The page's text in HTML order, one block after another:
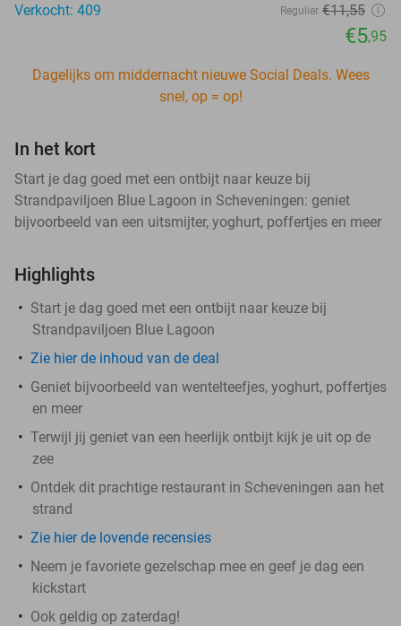
Verkocht: 409
Regulier €11,55
€5,95
Dagelijks om middernacht nieuwe Social Deals. Wees
snel, op = op!
In het kort
Start je dag goed met een ontbijt naar keuze bij
Strandpaviljoen Blue Lagoon in Scheveningen: geniet
bijvoorbeeld van een uitsmijter, yoghurt, poffertjes en meer
Highlights
Start je dag goed met een ontbijt naar keuze bij
Strandpaviljoen Blue Lagoon
Zie hier de inhoud van de deal
Geniet bijvoorbeeld van wentelteefjes, yoghurt, poffertjes
en meer
Terwijl jij geniet van een heerlijk ontbijt kijk je uit op de
zee
Ontdek dit prachtige restaurant in Scheveningen aan het
strand
Zie hier de lovende recensies
Neem je favoriete gezelschap mee en geef je dag een
kickstart
Ook geldig op zaterdag!